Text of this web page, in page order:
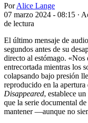
Por Alice Lange
07 marzo 2024 - 08:15 ·
de lectura
El último mensaje de
segundos antes de su
directo al estómago.
entrecortada mientras los
colapsando bajo presión
reproducido en la apertura
Disappeared, establece
que la serie documental
mantener —aunque no